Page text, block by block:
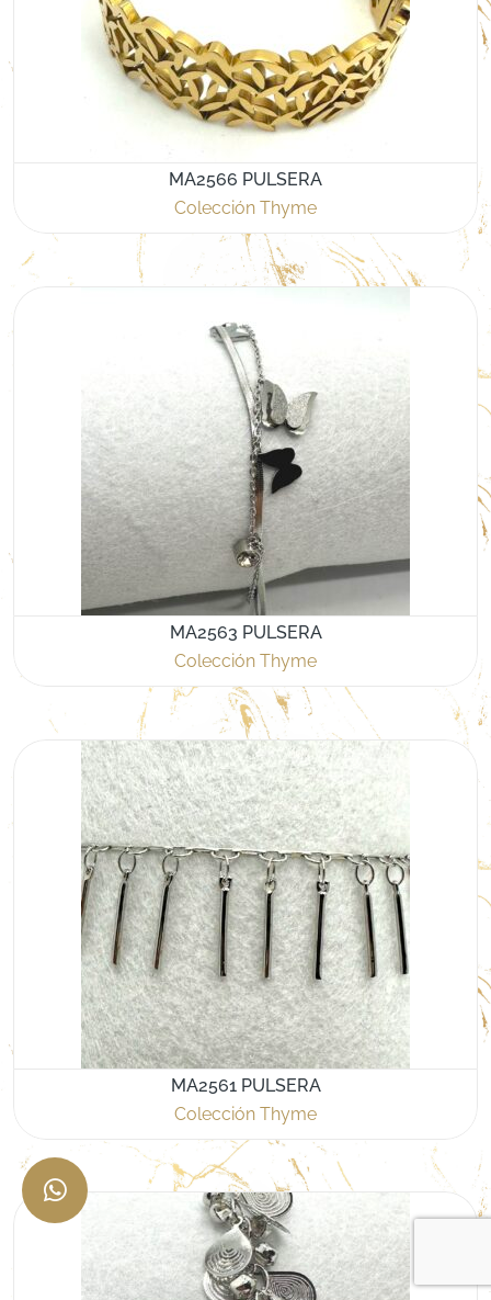
MA2566 PULSERA
Colección Thyme
MA2563 PULSERA
Colección Thyme
MA2561 PULSERA
Colección Thyme